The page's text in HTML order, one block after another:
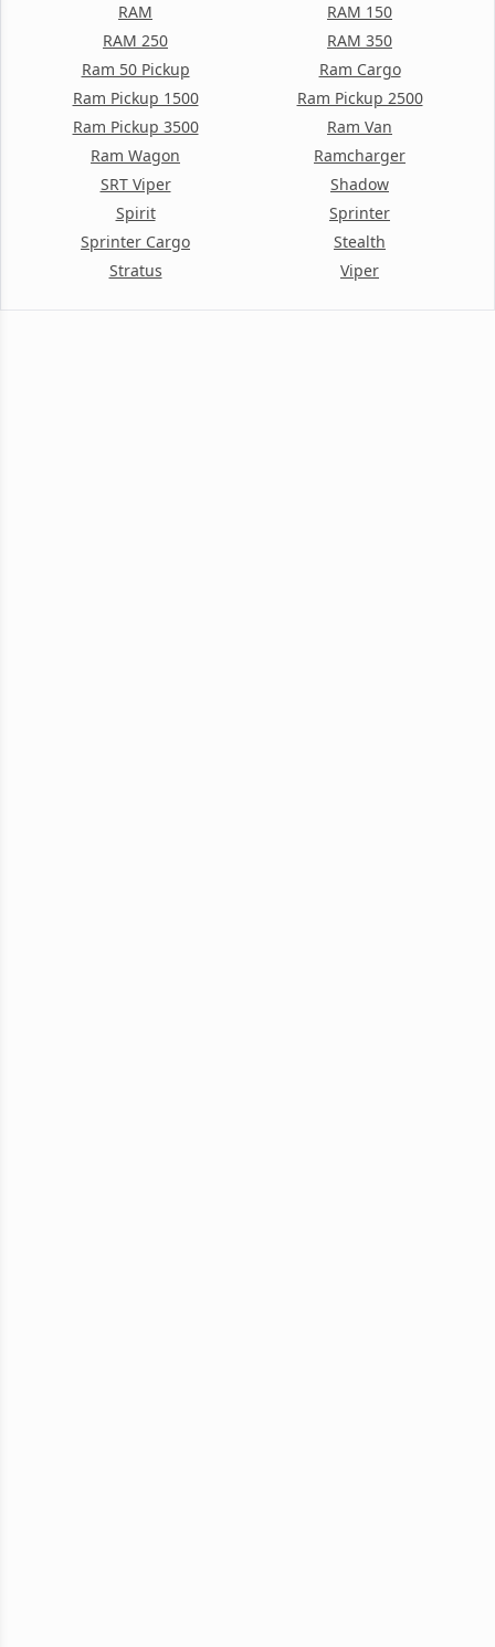
RAM
RAM 150
RAM 250
RAM 350
Ram 50 Pickup
Ram Cargo
Ram Pickup 1500
Ram Pickup 2500
Ram Pickup 3500
Ram Van
Ram Wagon
Ramcharger
SRT Viper
Shadow
Spirit
Sprinter
Sprinter Cargo
Stealth
Stratus
Viper